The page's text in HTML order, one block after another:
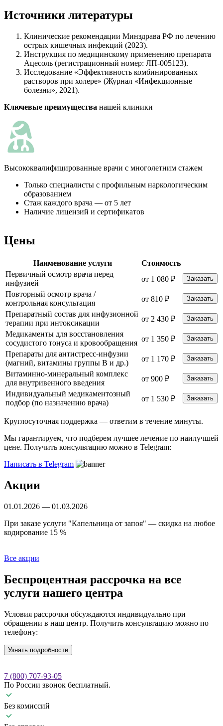
Источники литературы
Клинические рекомендации Минздрава РФ по лечению
острых кишечных инфекций (2023).
Инструкция по медицинскому применению препарата
Ацесоль (регистрационный номер: ЛП-005123).
Исследование «Эффективность комбинированных
растворов при холере» (Журнал «Инфекционные
болезни», 2021).
Ключевые преимущества нашей клиники
Высококвалифицированные врачи с многолетним стажем
Только специалисты с профильным наркологическим
образованием
Стаж каждого врача — от 5 лет
Наличие лицензий и сертификатов
Цены
Наименование услуги
Стоимость
Первичный осмотр врача перед
инфузией
от 1 080 ₽ Заказать
Повторный осмотр врача /
контрольная консультация
от 810 ₽ Заказать
Препаратный состав для инфузионной
терапии при интоксикации
от 2 430 ₽ Заказать
Медикаменты для восстановления
сосудистого тонуса и кровообращения от 1 350 ₽ Заказать
Препараты для антистресс-инфузии
(магний, витамины группы B и др.)
от 1 170 ₽ Заказать
Витаминно-минеральный комплекс
для внутривенного введения
от 900 ₽ Заказать
Индивидуальный медикаментозный
подбор (по назначению врача)
от 1 530 ₽ Заказать
Круглосуточная поддержка — ответим в течение минуты.
Мы гарантируем, что подберем лучшее лечение по наилучшей
цене. Получить консультацию можно в Telegram:
Написать в Telegram
Акции
01.01.2026 — 01.03.2026
При заказе услуги "Капельница от запоя" — скидка на любое
кодирование 15 %
Все акции
Беспроцентная рассрочка на все
услуги нашего центра
Условия рассрочки обсуждаются индивидуально при
обращении в наш центр. Получить консультацию можно по
телефону:
Узнать подробности
7 (800) 707-93-05
По России звонок бесплатный.
Без комиссий